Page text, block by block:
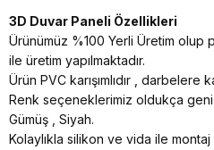
3D Duvar Paneli Özellikleri
Ürünümüz %100 Yerli Üretim olup
ile üretim yapılmaktadır.
Ürün PVC karışımlıdır , darbelere
Renk seçeneklerimiz oldukça
Gümüş , Siyah.
Kolaylıkla silikon ve vida ile montaj